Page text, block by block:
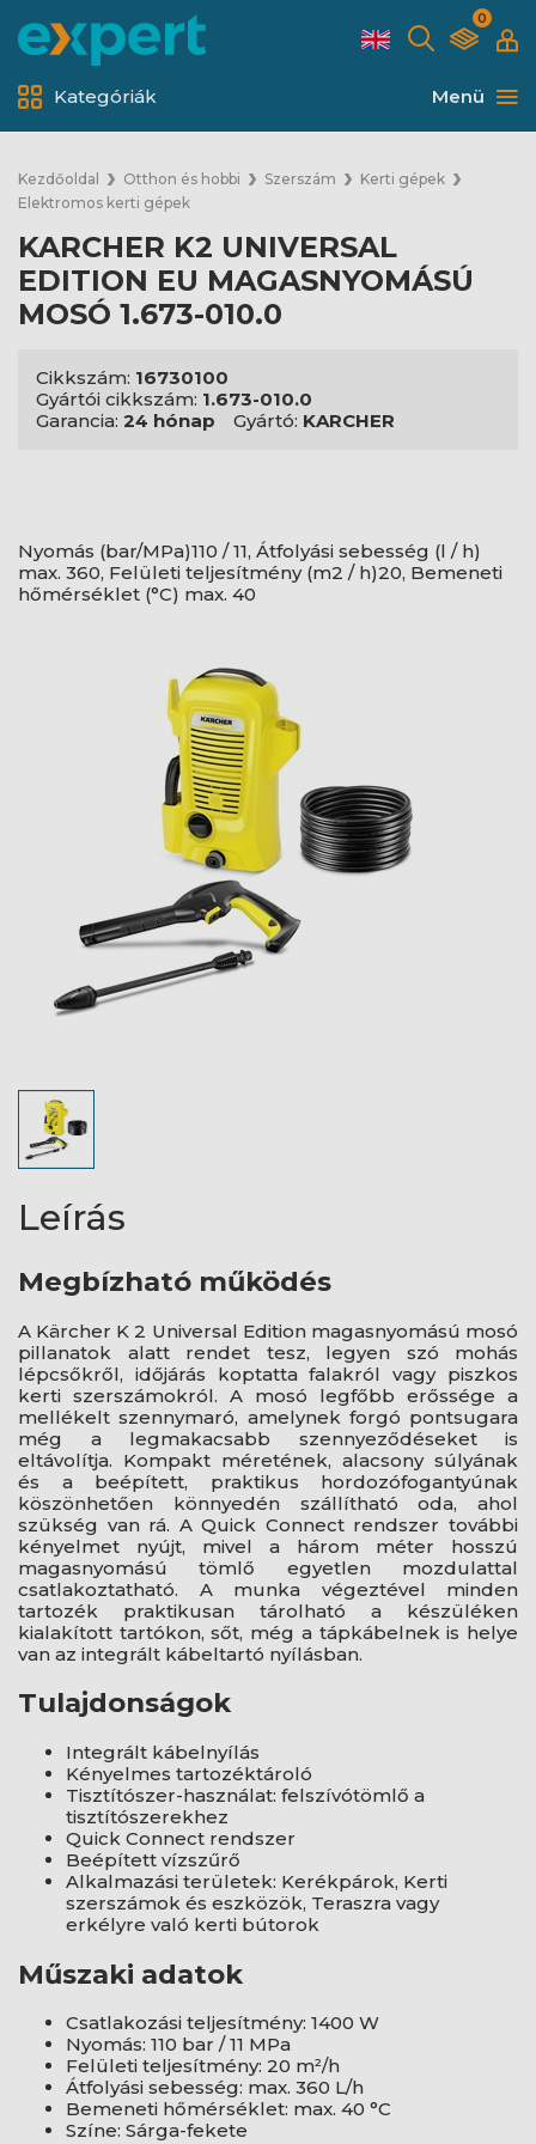
0
Menü
Kategóriák
Kezdőoldal Otthon és hobbi Szerszám
Kerti gépek
Elektromos kerti gépek
KARCHER K2 UNIVERSAL
EDITION EU MAGASNYOMÁSÚ
MOSÓ 1.673-010.0
Cikkszám: 16730100
Gyártói cikkszám: 1.673-010.0
Garancia: 24 hónap Gyártó: KARCHER
Nyomás (bar/MPa)110 / 11, Átfolyási sebesség (l / h)
max. 360, Felületi teljesítmény (m2 / h)20, Bemeneti
hőmérséklet (°C) max. 40
Leírás
Megbízható működés
A Kärcher K 2 Universal Edition magasnyomású mosó
pillanatok alatt rendet tesz, legyen szó mohás
lépcsőkről, időjárás koptatta falakról vagy piszkos
kerti szerszámokról. A mosó legfőbb erőssége a
mellékelt szennymaró, amelynek forgó pontsugara
még a legmakacsabb szennyeződéseket is
eltávolítja. Kompakt méretének, alacsony súlyának
és a beépített, praktikus hordozófogantyúnak
köszönhetően könnyedén szállítható oda, ahol
szükség van rá. A Quick Connect rendszer további
kényelmet nyújt, mivel a három méter hosszú
magasnyomású tömlő egyetlen mozdulattal
csatlakoztatható. A munka végeztével minden
tartozék praktikusan tárolható a készüléken
kialakított tartókon, sőt, még a tápkábelnek is helye
van az integrált kábeltartó nyílásban.
Tulajdonságok
Integrált kábelnyílás
Kényelmes tartozéktároló
Tisztítószer-használat: felszívótömlő a
tisztítószerekhez
Quick Connect rendszer
Beépített vízszűrő
Alkalmazási területek: Kerékpárok, Kerti
szerszámok és eszközök, Teraszra vagy
erkélyre való kerti bútorok
Műszaki adatok
Csatlakozási teljesítmény: 1400 W
Nyomás: 110 bar / 11 MPa
Felületi teljesítmény: 20 m²/h
Átfolyási sebesség: max. 360 L/h
Bemeneti hőmérséklet: max. 40 °C
Színe: Sárga-fekete